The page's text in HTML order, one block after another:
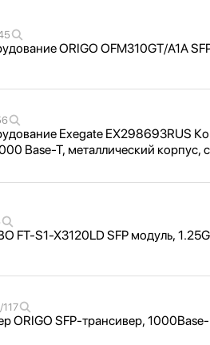
ORIGO OFM310GT/A1A
Exegate EX298693RUS
Base-T, металлический корпус,
FT-S1-X3120LD SFP модуль,
ORIGO SFP-трансивер,